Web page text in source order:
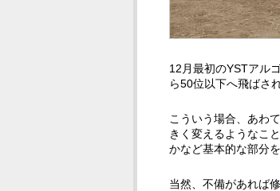
12月最初のYSTアル
ら50位以下へ飛ばさ
こういう場合、あわ
きく変えるようなこ
かなど基本的な部分
当然、不備があれば